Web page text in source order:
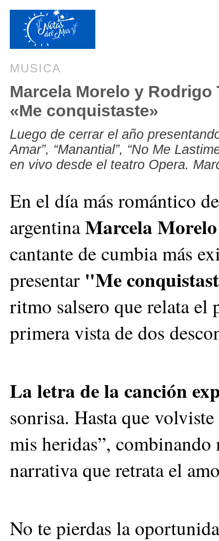
MUSICA
Marcela Morelo y
«Me conquistaste»
Luego de cerrar el año
Amar”, “Manantial”, “No Me
en vivo desde el teatro Opera.
En el día más romántico
argentinaMarcela Morelo
cantante de cumbia más
presentar "Me
ritmo salsero que relata el
primera vista de dos
La letra de la canción
sonrisa. Hasta que
mis heridas”,
narrativa que retrata el
No te pierdas la